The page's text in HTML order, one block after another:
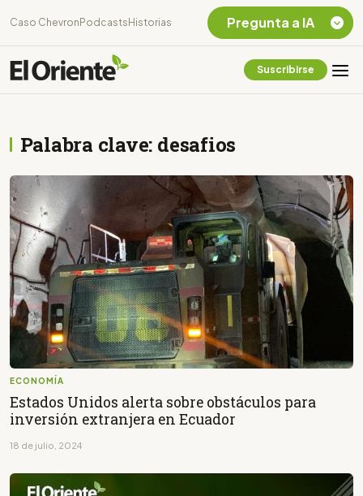
Caso Chevron Podcasts Historias
Suscribirse
Palabra clave: desafios
ECONOMÍA
Estados Unidos alerta sobre obstáculos para
inversión extranjera en Ecuador
18 de julio, 2024
Pregunta a IA
Amazonia Ecuatoriana
¿En que consiste la
tasa minera que rige en
Ecuador?